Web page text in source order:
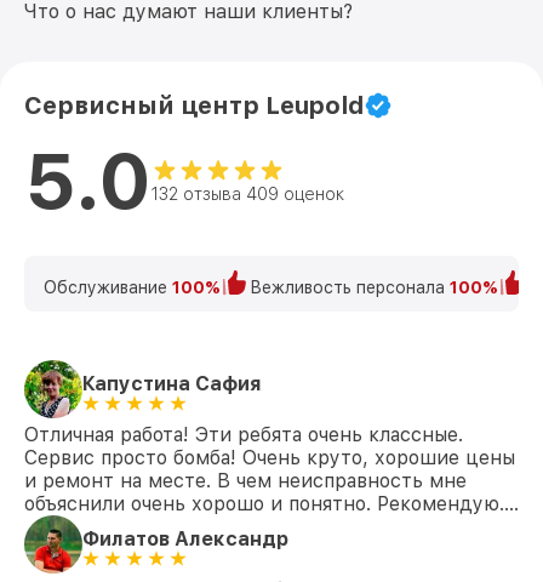
Восстановление после попадания влаги
VX-6 2-12x42 CDS-ZL Leupold
(восстановление) VX-6 2-12x42 CDS-ZL
Leupold
Прошивка (Обновление ПО) VX-6 2-
12x42 CDS-ZL Leupold
Что о нас думают наши клиенты?
Сервисный центр Leupold
5.0 132 отзыва 409 оценок
Обслуживание 100% Вежливость персонала 100%
Капустина Сафия
Отличная работа! Эти ребята очень классные.
Сервис просто бомба! Очень круто, хорошие цены
и ремонт на месте. В чем неисправность мне
объяснили очень хорошо и понятно. Рекомендую….
Филатов Александр